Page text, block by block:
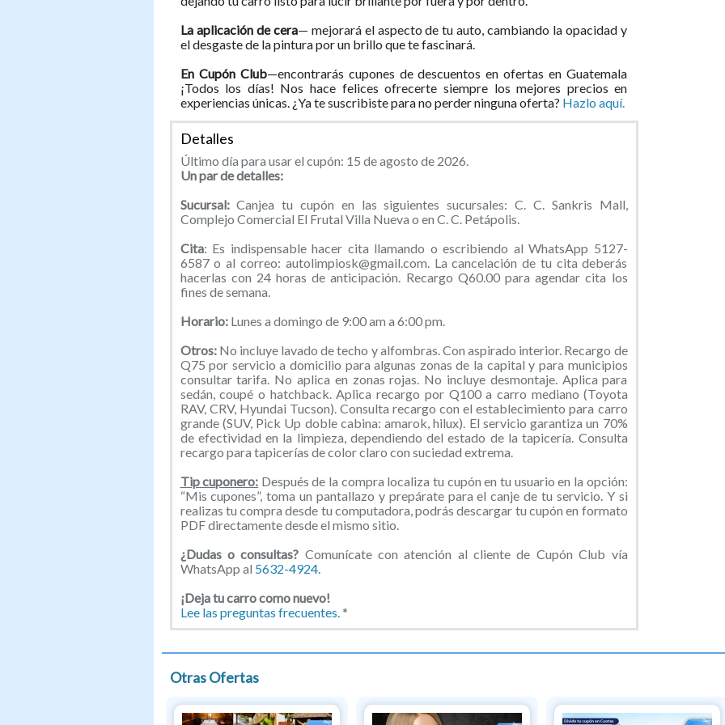
La aplicación de cera— mejorará el aspecto de tu auto, cambiando la opacidad y
el desgaste de la pintura por un brillo que te fascinará.
En Cupón Club—encontrarás cupones de descuentos en ofertas en Guatemala
¡Todos los días! Nos hace felices ofrecerte siempre los mejores precios en
experiencias únicas. ¿Ya te suscribiste para no perder ninguna oferta? Hazlo aquí.
Detalles
Último día para usar el cupón: 15 de agosto de 2026.
Un par de detalles:
Sucursal:Canjea tu cupón en las siguientes sucursales: C. C. Sankris Mall,
Complejo Comercial El Frutal Villa Nueva o en C. C. Petápolis.
Cita: Es indispensable hacer cita llamando o escribiendo al WhatsApp 5127-
6587 o al correo: autolimpiosk@gmail.com. La cancelación de tu cita deberás
hacerlas con 24 horas de anticipación. Recargo Q60.00 para agendar cita los
fines de semana.
Horario: Lunes a domingo de 9:00 am a 6:00 pm.
Otros: No incluye lavado de techo y alfombras. Con aspirado interior. Recargo de
Q75 por servicio a domicilio para algunas zonas de la capital y para municipios
consultar tarifa. No aplica en zonas rojas. No incluye desmontaje. Aplica para
sedán, coupé o hatchback. Aplica recargo por Q100 a carro mediano (Toyota
RAV, CRV, Hyundai Tucson). Consulta recargo con el establecimiento para carro
grande (SUV, Pick Up doble cabina: amarok, hilux). El servicio garantiza un 70%
de efectividad en la limpieza, dependiendo del estado de la tapicería. Consulta
recargo para tapicerías de color claro con suciedad extrema.
Tip cuponero: Después de la compra localiza tu cupón en tu usuario en la opción:
“Mis cupones”, toma un pantallazo y prepárate para el canje de tu servicio. Y si
realizas tu compra desde tu computadora, podrás descargar tu cupón en formato
PDF directamente desde el mismo sitio.
¿Dudas o consultas? Comunícate con atención al cliente de Cupón Club vía
WhatsApp al 5632-4924.
¡Deja tu carro como nuevo!
Lee las preguntas frecuentes.*
Otras Ofertas